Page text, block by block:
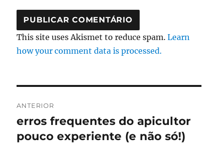
This site uses Akismet to reduce spam.Learn
how your comment data is processed.
de
artigos
ANTERIOR
Artigo
anterior:
erros frequentes do apicultor
pouco experiente (e não só!)